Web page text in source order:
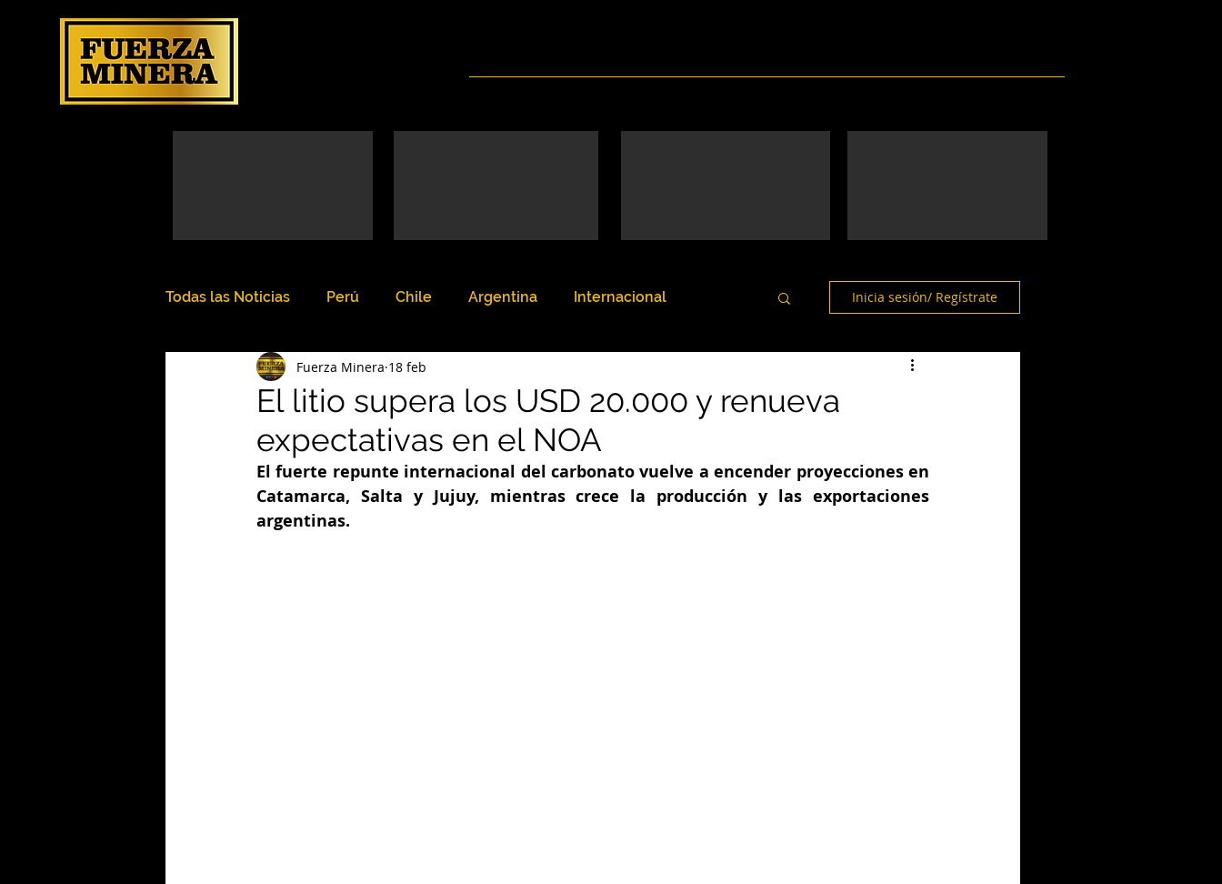
Todas las Noticias Perú Chile Argentina Internacional Inicia sesión/ Regístrate
El litio supera los USD 20.000 y renueva
expectativas en el NOA
Fuerza Minera 18 feb
El fuerte repunte internacional del carbonato vuelve a encender proyecciones en
Catamarca, Salta y Jujuy, mientras crece la producción y las exportaciones
argentinas.